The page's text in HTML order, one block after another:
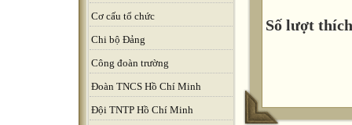
Cơ cấu tổ chức
Chi bộ Đảng
Công đoàn trường
Đoàn TNCS Hồ Chí Minh
Đội TNTP Hồ Chí Minh
Số lượt